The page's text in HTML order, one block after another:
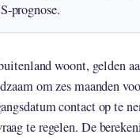
prognose.
woont, gelden
om zes maanden
contact op te
te regelen. De